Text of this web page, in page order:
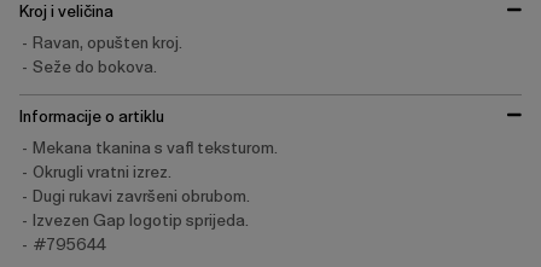
Kroj i veličina
Ravan, opušten kroj.
Seže do bokova.
Informacije o artiklu
Mekana tkanina s vafl teksturom.
Okrugli vratni izrez.
Dugi rukavi završeni obrubom.
Izvezen Gap logotip sprijeda.
#795644